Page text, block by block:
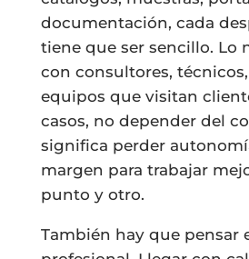
documentación, cada
tiene que ser sencillo. Lo
con consultores,
equipos que visitan
casos, no depender del
significa perder
margen para trabajar
punto y otro.
También hay que pensar